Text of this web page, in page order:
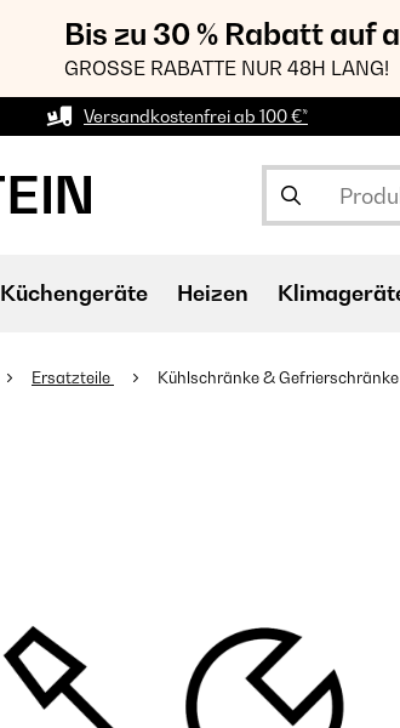
Bis zu 30 % Rabatt auf
GROSSE RABATTE NUR 48H LANG!
Versandkostenfrei ab 100 €*
Küchengeräte Heizen
Ersatzteile Kühlschränke & Gefrierschränke